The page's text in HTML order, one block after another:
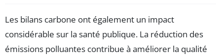
Les bilans carbone ont également un impact
considérable sur la santé publique. La réduction des
émissions polluantes contribue à améliorer la qualité